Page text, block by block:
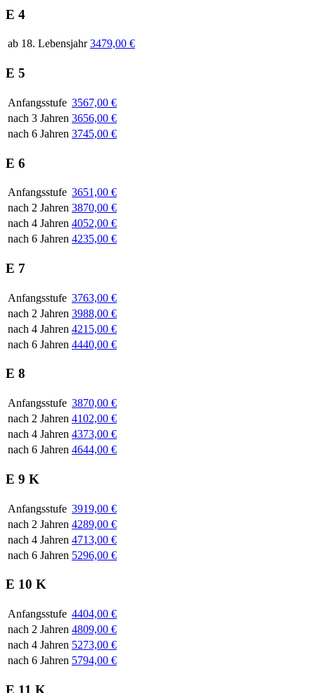
E 4
ab 18. Lebensjahr 3479,00 €
E 5
Anfangsstufe 3567,00 €
nach 3 Jahren 3656,00 €
nach 6 Jahren 3745,00 €
E 6
Anfangsstufe 3651,00 €
nach 2 Jahren 3870,00 €
nach 4 Jahren 4052,00 €
nach 6 Jahren 4235,00 €
E 7
Anfangsstufe 3763,00 €
nach 2 Jahren 3988,00 €
nach 4 Jahren 4215,00 €
nach 6 Jahren 4440,00 €
E 8
Anfangsstufe 3870,00 €
nach 2 Jahren 4102,00 €
nach 4 Jahren 4373,00 €
nach 6 Jahren 4644,00 €
E 9 K
Anfangsstufe 3919,00 €
nach 2 Jahren 4289,00 €
nach 4 Jahren 4713,00 €
nach 6 Jahren 5296,00 €
E 10 K
Anfangsstufe 4404,00 €
nach 2 Jahren 4809,00 €
nach 4 Jahren 5273,00 €
nach 6 Jahren 5794,00 €
E 11 K